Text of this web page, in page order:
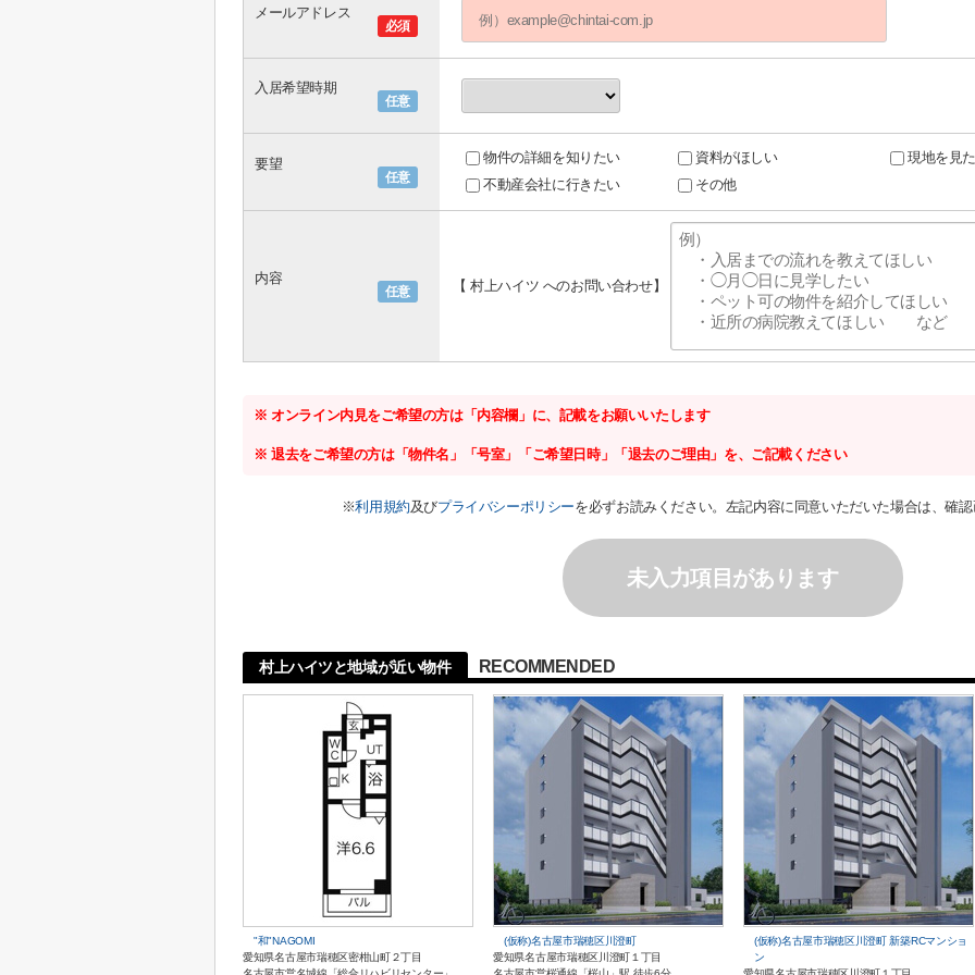
必須
メールアドレス
任意
入居希望時期
任意
要望 物件の詳細を知りたい 資料がほしい
現地を見
不動産会社に行きたい
その他
任意
内容 【 村上ハイツ へのお問い合わせ】
※ オンライン内見をご希望の方は「内容欄」に、記載をお願いいたします
※ 退去をご希望の方は「物件名」「号室」「ご希望日時」「退去のご理由」を、ご記載ください
※利用規約及びプライバシーポリシーを必ずお読みください。左記内容に同意いただいた場合は、確
未入力項目があります
村上ハイツと地域が近い物件 RECOMMENDED
"和"NAGOMI
愛知県名古屋市瑞穂区密柑山町２丁目
(仮称)名古屋市瑞穂区川澄町
愛知県名古屋市瑞穂区川澄町１丁目
(仮称)名古屋市瑞穂区川澄町 新築RCマンショ
ン